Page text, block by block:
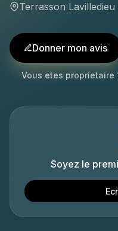
Terrasson
Donner mon avis
Vous etes proprietaire
Soyez le